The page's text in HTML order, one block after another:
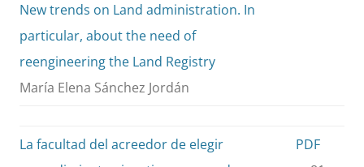
New trends on Land administration. In
particular, about the need of
reengineering the Land Registry
María Elena Sánchez Jordán
La facultad del acreedor de elegir
PDF